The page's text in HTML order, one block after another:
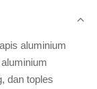
aluminium
dan toples